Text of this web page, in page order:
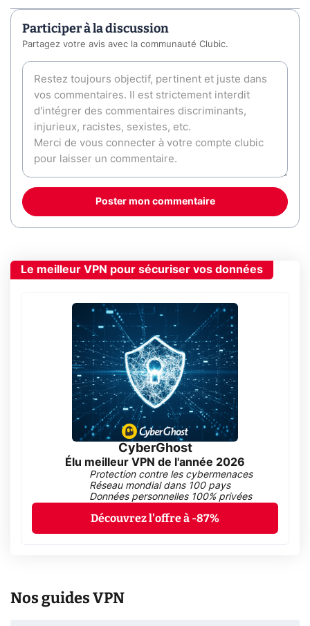
Participer à la discussion
Partagez votre avis avec la communauté Clubic.
Poster mon commentaire
Le meilleur VPN pour sécuriser vos données
CyberGhost
Élu meilleur VPN de l'année 2026
Protection contre les cybermenaces
Réseau mondial dans 100 pays
Données personnelles 100% privées
Découvrez l'offre à -87%
Nos guides VPN